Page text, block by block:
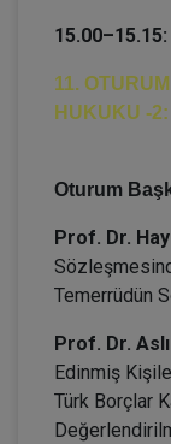
15.00–15.15:
11.
HUKUKU -2:
Oturum
Prof. Dr.
Temerrüdün
Prof. Dr.
Edinmiş
Türk Borçlar